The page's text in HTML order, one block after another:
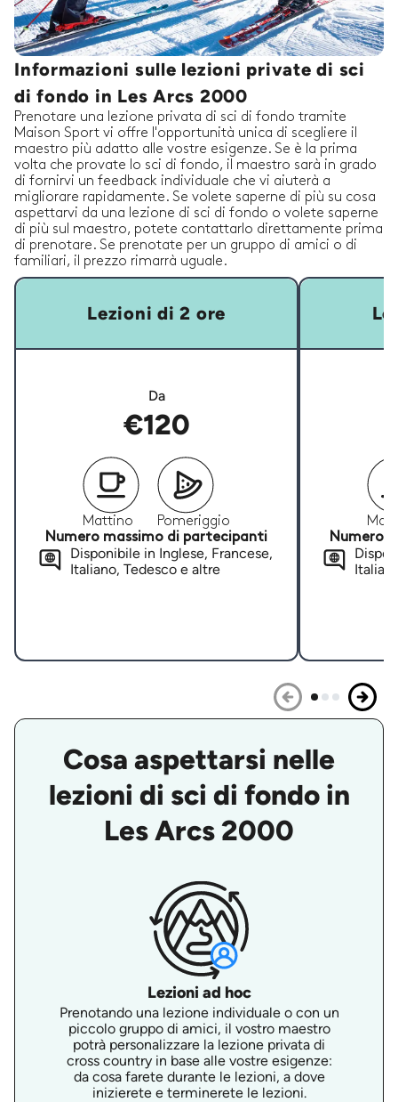
Informazioni sulle lezioni private di sci
di fondo in Les Arcs 2000
Prenotare una lezione privata di sci di fondo tramite
Maison Sport vi offre l'opportunità unica di scegliere il
maestro più adatto alle vostre esigenze. Se è la prima
volta che provate lo sci di fondo, il maestro sarà in grado
di fornirvi un feedback individuale che vi aiuterà a
migliorare rapidamente. Se volete saperne di più su cosa
aspettarvi da una lezione di sci di fondo o volete saperne
di più sul maestro, potete contattarlo direttamente prima
di prenotare. Se prenotate per un gruppo di amici o di
familiari, il prezzo rimarrà uguale.
Lezioni di 2 ore
Da
€120
Mattino
Pomeriggio
Numero massimo di partecipanti
Disponibile in Inglese, Francese,
Italiano, Tedesco e altre
Numero
Cosa aspettarsi nelle
lezioni di sci di fondo in
Les Arcs 2000
Lezioni ad hoc
Prenotando una lezione individuale o con un
piccolo gruppo di amici, il vostro maestro
potrà personalizzare la lezione privata di
cross country in base alle vostre esigenze:
da cosa farete durante le lezioni, a dove
inizierete e terminerete le lezioni.